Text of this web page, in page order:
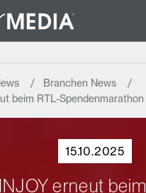
Branchen News
beim RTL-
15.10.2025
INJOY erneut